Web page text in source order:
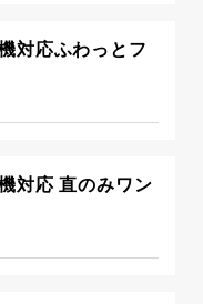
対応ふわっとフ
対応 直のみワン